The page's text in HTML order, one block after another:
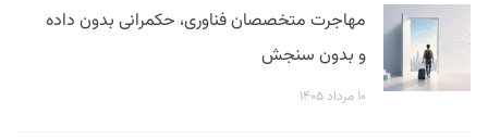
مهاجرت متخصصان فناوری، حکمرانی بدون داده
و بدون سنجش
۱۰ مرداد ۱۴۰۵